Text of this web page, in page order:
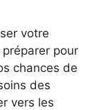
votre
pour
chances de
des
vers les